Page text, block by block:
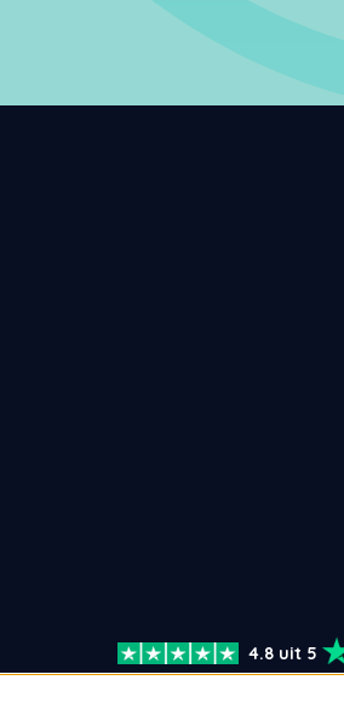
4.8 uit 5